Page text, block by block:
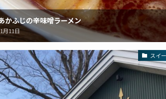
かふじの辛味噌ラーメン
月11日
スイ